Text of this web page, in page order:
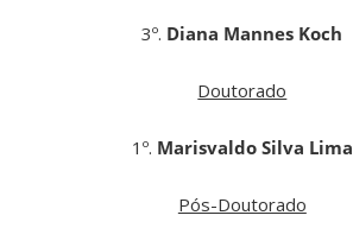
3º. Diana Mannes Koch
Doutorado
1º. Marisvaldo Silva Lima
Pós-Doutorado